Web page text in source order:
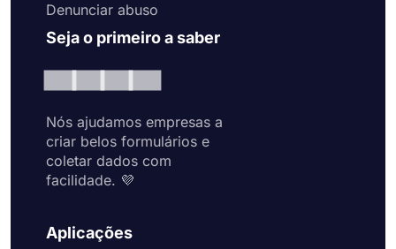
Denunciar abuso
Seja o primeiro a saber
Nós ajudamos empresas a
criar belos formulários e
coletar dados com
facilidade. 💜
Aplicações